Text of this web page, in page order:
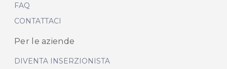
FAQ
CONTATTACI
Per le aziende
DIVENTA INSERZIONISTA